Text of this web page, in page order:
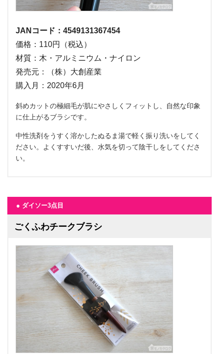
JANコード：4549131367454
価格：110円（税込）
材質：木・アルミニウム・ナイロン
発売元：（株）大創産業
購入月：2020年6月
斜めカットの極細毛が肌にやさしくフィットし、自然な印象
に仕上がるブラシです。
中性洗剤をうすく溶かしたぬるま湯で軽く振り洗いをしてく
ださい。よくすすいだ後、水気を切って陰干しをしてくださ
い。
● ダイソー3点目
ごくふわチークブラシ